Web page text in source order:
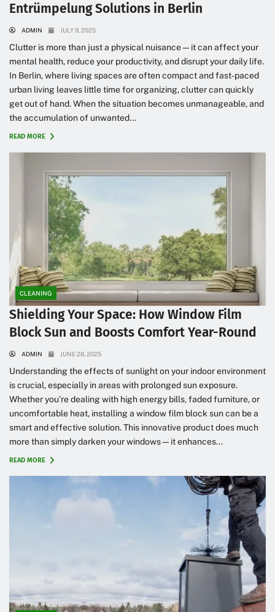
Entrümpelung Solutions in Berlin
ADMIN JULY 9, 2025
Clutter is more than just a physical nuisance—it can affect your
mental health, reduce your productivity, and disrupt your daily life.
In Berlin, where living spaces are often compact and fast-paced
urban living leaves little time for organizing, clutter can quickly
get out of hand. When the situation becomes unmanageable, and
the accumulation of unwanted...
READ MORE
CLEANING
Shielding Your Space: How Window Film
Block Sun and Boosts Comfort Year-Round
ADMIN JUNE 28, 2025
Understanding the effects of sunlight on your indoor environment
is crucial, especially in areas with prolonged sun exposure.
Whether you’re dealing with high energy bills, faded furniture, or
uncomfortable heat, installing a window film block sun can be a
smart and effective solution. This innovative product does much
more than simply darken your windows—it enhances...
READ MORE